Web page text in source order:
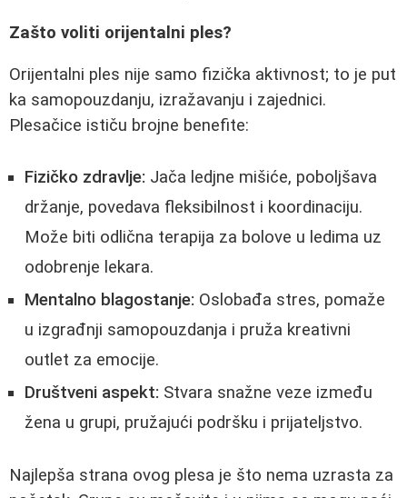
Zašto voliti orijentalni ples?
Orijentalni ples nije samo fizička aktivnost; to je put
ka samopouzdanju, izražavanju i zajednici.
Plesačice ističu brojne benefite:
Fizičko zdravlje: Jača ledjne mišiće, poboljšava
držanje, povedava fleksibilnost i koordinaciju.
Može biti odlična terapija za bolove u ledima uz
odobrenje lekara.
Mentalno blagostanje: Oslobađa stres, pomaže
u izgrađnji samopouzdanja i pruža kreativni
outlet za emocije.
Društveni aspekt: Stvara snažne veze između
žena u grupi, pružajući podršku i prijateljstvo.
Najlepša strana ovog plesa je što nema uzrasta za